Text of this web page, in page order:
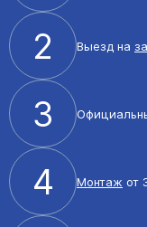
2 Выезд на
3
4 Монтаж от